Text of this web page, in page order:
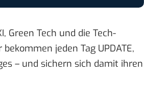
Green Tech und die Tech-
jeden Tag UPDATE,
– und sichern sich damit ihren